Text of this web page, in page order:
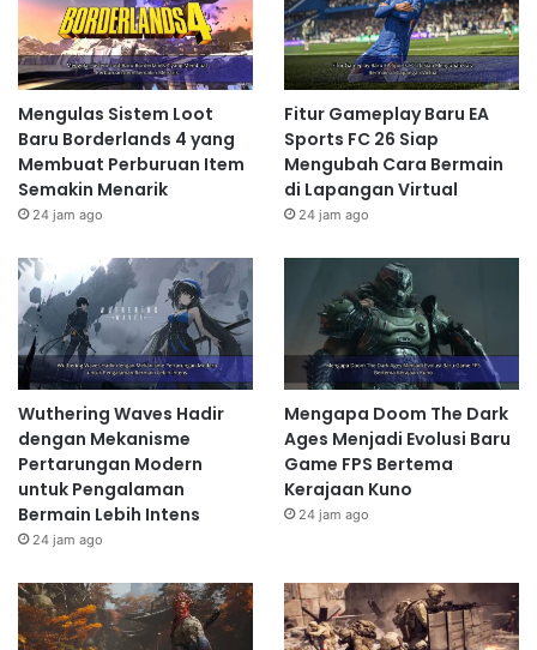
Mengulas Sistem Loot
Baru Borderlands 4 yang
Membuat Perburuan Item
Semakin Menarik
24 jam ago
Fitur Gameplay Baru EA
Sports FC 26 Siap
Mengubah Cara Bermain
di Lapangan Virtual
24 jam ago
Wuthering Waves Hadir
dengan Mekanisme
Pertarungan Modern
untuk Pengalaman
Bermain Lebih Intens
24 jam ago
Mengapa Doom The Dark
Ages Menjadi Evolusi Baru
Game FPS Bertema
Kerajaan Kuno
24 jam ago